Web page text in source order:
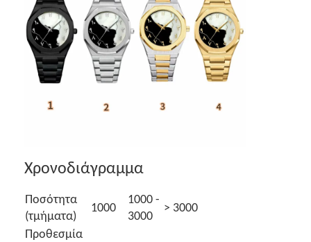
Χρονοδιάγραμμα
Ποσότητα
(τμήματα)
1000
1000 -
3000
> 3000
Προθεσμία